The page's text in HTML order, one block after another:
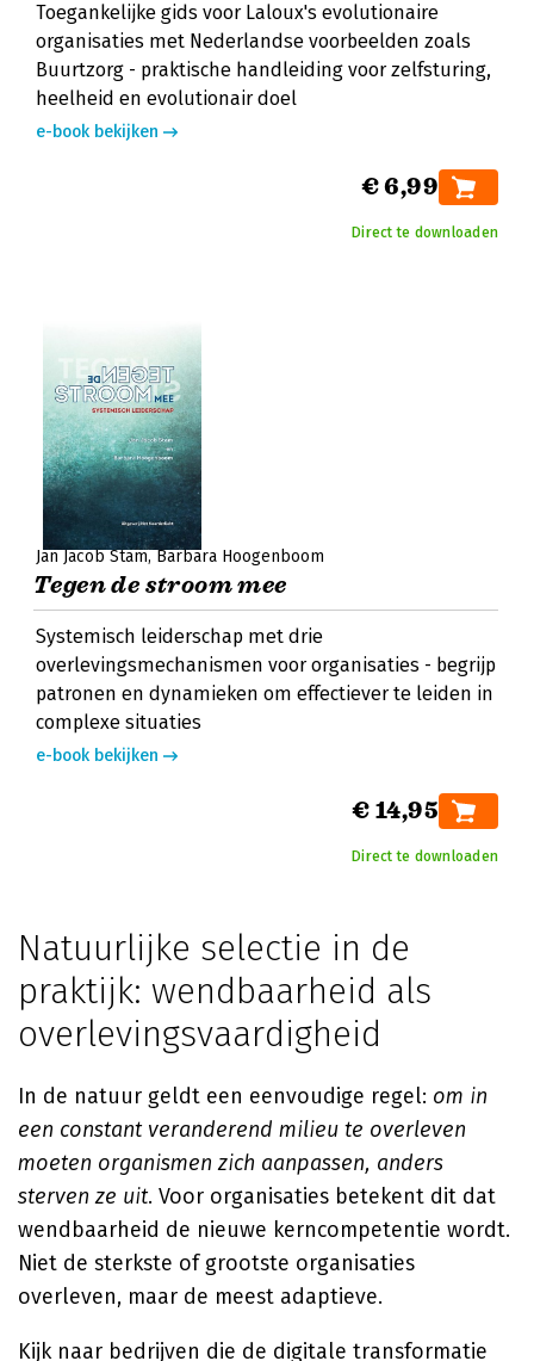
Toegankelijke gids voor Laloux's evolutionaire
organisaties met Nederlandse voorbeelden zoals
Buurtzorg - praktische handleiding voor zelfsturing,
heelheid en evolutionair doel
e-book bekijken
€ 6,99
Direct te downloaden
Jan Jacob Stam Barbara Hoogenboom
Tegen de stroom mee
Systemisch leiderschap met drie
overlevingsmechanismen voor organisaties - begrijp
patronen en dynamieken om effectiever te leiden in
complexe situaties
e-book bekijken
€ 14,95
Direct te downloaden
Natuurlijke selectie in de
praktijk: wendbaarheid als
overlevingsvaardigheid
In de natuur geldt een eenvoudige regel: om in
een constant veranderend milieu te overleven
moeten organismen zich aanpassen, anders
sterven ze uit. Voor organisaties betekent dit dat
wendbaarheid de nieuwe kerncompetentie wordt.
Niet de sterkste of grootste organisaties
overleven, maar de meest adaptieve.
Kijk naar bedrijven die de digitale transformatie